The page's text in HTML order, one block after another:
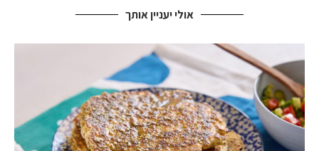
אולי יעניין אותך